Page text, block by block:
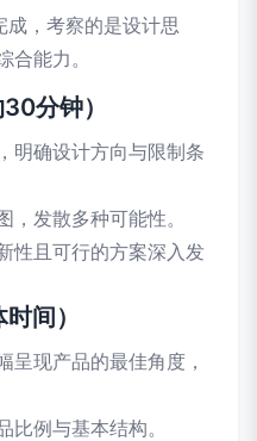
，考察的是设计思
能力。
分钟）
明确设计方向与限制条
，发散多种可能性。
性且可行的方案深入发
间）
呈现产品的最佳角度，
比例与基本结构。